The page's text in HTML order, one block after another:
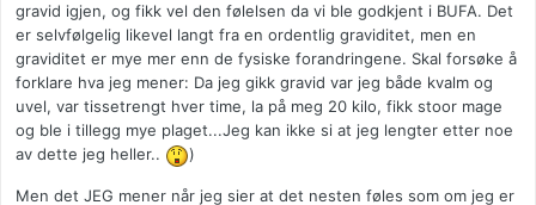
gravid igjen, og fikk vel den følelsen da vi ble godkjent i BUFA. Det
er selvfølgelig likevel langt fra en ordentlig graviditet, men en
graviditet er mye mer enn de fysiske forandringene. Skal forsøke å
forklare hva jeg mener: Da jeg gikk gravid var jeg både kvalm og
uvel, var tissetrengt hver time, la på meg 20 kilo, fikk stoor mage
og ble i tillegg mye plaget...Jeg kan ikke si at jeg lengter etter noe
av dette jeg heller..
)
Men det JEG mener når jeg sier at det nesten føles som om jeg er